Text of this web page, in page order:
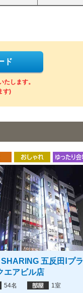
ド
します。
す)
五反田Ⅰプラ
エアビル店
54名
1室